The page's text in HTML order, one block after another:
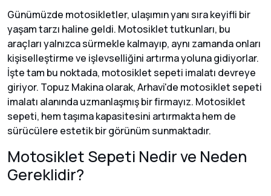
Günümüzde motosikletler, ulaşımın yanı sıra keyifli bir
yaşam tarzı haline geldi. Motosiklet tutkunları, bu
araçları yalnızca sürmekle kalmayıp, aynı zamanda onları
kişiselleştirme ve işlevselliğini artırma yoluna gidiyorlar.
İşte tam bu noktada, motosiklet sepeti imalatı devreye
giriyor. Topuz Makina olarak, Arhavi'de motosiklet sepeti
imalatı alanında uzmanlaşmış bir firmayız. Motosiklet
sepeti, hem taşıma kapasitesini artırmakta hem de
sürücülere estetik bir görünüm sunmaktadır.
Motosiklet Sepeti Nedir ve Neden
Gereklidir?